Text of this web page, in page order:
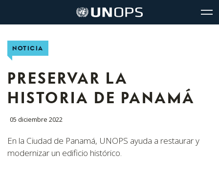
Logo
de
UNOPS
Office
Services
NOTICIA
PRESERVAR LA
HISTORIA DE PANAMÁ
05 diciembre 2022
En la Ciudad de Panamá, UNOPS ayuda a restaurar y
modernizar un edificio histórico.